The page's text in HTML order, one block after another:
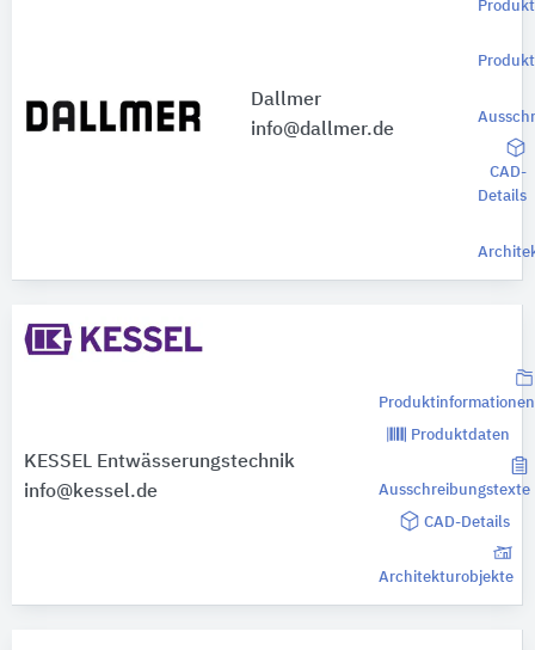
Dallmer
info@dallmer.de
CAD-
Details
KESSEL Entwässerungstechnik
info@kessel.de
Produktinformationen
Produktdaten
Ausschreibungstexte
CAD-Details
Architekturobjekte